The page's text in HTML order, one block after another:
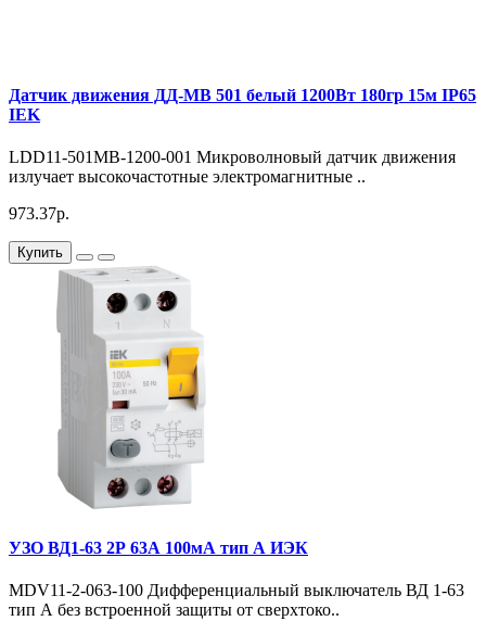
Датчик движения ДД-МВ 501 белый 1200Вт 180гр 15м IP65
IEK
LDD11-501MB-1200-001 Микроволновый датчик движения
излучает высокочастотные электромагнитные ..
973.37р.
Купить
УЗО ВД1-63 2Р 63А 100мА тип А ИЭК
MDV11-2-063-100 Дифференциальный выключатель ВД 1-63
тип А без встроенной защиты от сверхтоко..